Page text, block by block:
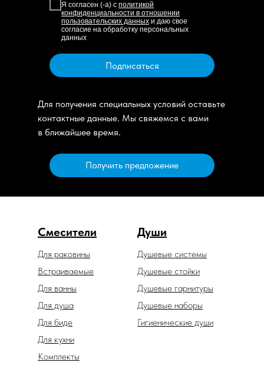
Я согласен (-а) с политикой
конфиденциальности в отношении
пользовательских данных и даю свое
согласие на обработку персональных
данных
Подписаться
Для получения специальных условий оставьте
контактные данные. Мы свяжемся с вами
в ближайшее время.
Получить предложение
Смесители Души
Душевые гарнитуры
Душевые системы
Гигиенические души
Душевые наборы
Встраиваемые
Для биде
Для ванны
Для душа
Для раковины
Для кухни
Душевые стойки
Комплекты